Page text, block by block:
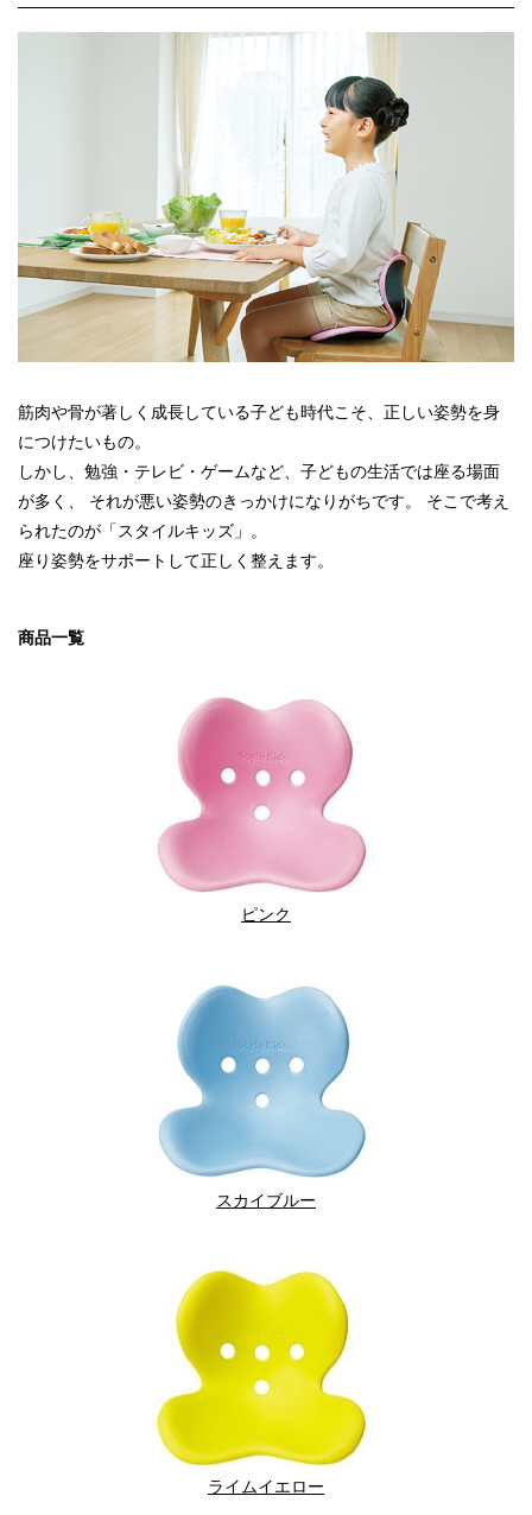
筋肉や骨が著しく成長している子ども時代こそ、正しい姿勢を身
につけたいもの。
しかし、勉強・テレビ・ゲームなど、子どもの生活では座る場面
が多く、 それが悪い姿勢のきっかけになりがちです。 そこで考え
られたのが「スタイルキッズ」。
座り姿勢をサポートして正しく整えます。
商品一覧
ピンク
スカイブルー
ライムイエロー